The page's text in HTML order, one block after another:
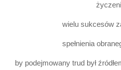
wielu sukcesów
spełnienia
by podejmowany trud był